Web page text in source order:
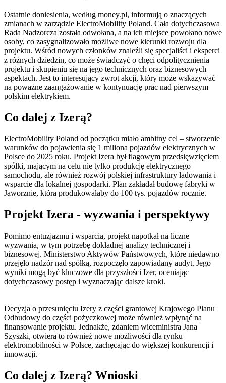
Ostatnie doniesienia, według money.pl, informują o znaczących
zmianach w zarządzie ElectroMobility Poland. Cała dotychczasowa
Rada Nadzorcza została odwołana, a na ich miejsce powołano nowe
osoby, co zasygnalizowało możliwe nowe kierunki rozwoju dla
projektu. Wśród nowych członków znaleźli się specjaliści i eksperci
z różnych dziedzin, co może świadczyć o chęci odpolitycznienia
projektu i skupieniu się na jego technicznych oraz biznesowych
aspektach. Jest to interesujący zwrot akcji, który może wskazywać
na poważne zaangażowanie w kontynuację prac nad pierwszym
polskim elektrykiem.
Co dalej z Izerą?
ElectroMobility Poland od początku miało ambitny cel – stworzenie
warunków do pojawienia się 1 miliona pojazdów elektrycznych w
Polsce do 2025 roku. Projekt Izera był flagowym przedsięwzięciem
spółki, mającym na celu nie tylko produkcję elektrycznego
samochodu, ale również rozwój polskiej infrastruktury ładowania i
wsparcie dla lokalnej gospodarki. Plan zakładał budowę fabryki w
Jaworznie, która produkowałaby do 100 tys. pojazdów rocznie.
Projekt Izera - wyzwania i perspektywy
Pomimo entuzjazmu i wsparcia, projekt napotkał na liczne
wyzwania, w tym potrzebę dokładnej analizy technicznej i
biznesowej. Ministerstwo Aktywów Państwowych, które niedawno
przejęło nadzór nad spółką, rozpoczęło zapowiadany audyt. Jego
wyniki mogą być kluczowe dla przyszłości Izer, oceniając
dotychczasowy postęp i wyznaczając dalsze kroki.
Decyzja o przesunięciu Izery z części grantowej Krajowego Planu
Odbudowy do części pożyczkowej może również wpłynąć na
finansowanie projektu. Jednakże, zdaniem wiceministra Jana
Szyszki, otwiera to również nowe możliwości dla rynku
elektromobilności w Polsce, zachęcając do większej konkurencji i
innowacji.
Co dalej z Izerą? Wnioski